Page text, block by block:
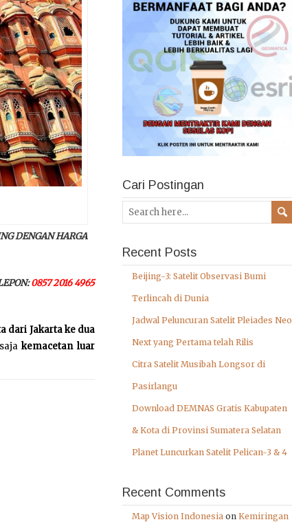
DENGAN HARGA
0857 2016 4965
dari Jakarta ke dua
kemacetan luar
Cari Postingan
Recent Posts
Beijing-3: Satelit Observasi Bumi
Terlincah di Dunia
Jadwal Peluncuran Satelit Pleiades Neo
Next yang Pertama telah Rilis
Citra Satelit Musibah Longsor di
Pasirlangu
Download DEMNAS Gratis Kabupaten
& Kota di Provinsi Sumatera Selatan
Planet Luncurkan Satelit Pelican-3 & 4
Recent Comments
Map Vision Indonesia on Kemiringan